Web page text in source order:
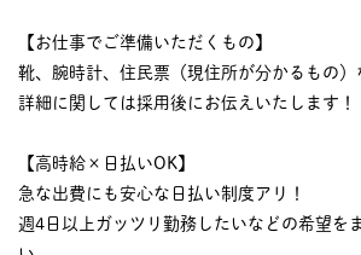
【お仕事でご準備いただくもの】
靴、腕時計、住民票（現住所が分かるもの）
詳細に関しては採用後にお伝えいたします！
【高時給×日払いOK】
急な出費にも安心な日払い制度アリ！
週4日以上ガッツリ勤務したいなどの希望を